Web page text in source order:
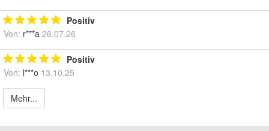
Positiv
Von: r***a 26.07.26
Positiv
Von: l***o 13.10.25
Mehr...